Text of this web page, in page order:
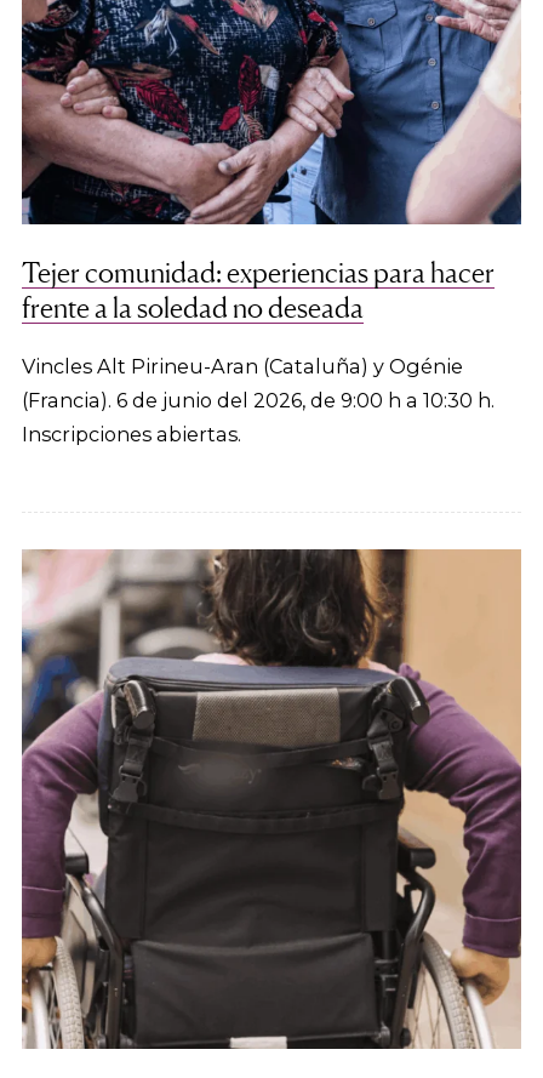
Tejer comunidad: experiencias para hacer
frente a la soledad no deseada
Vincles Alt Pirineu-Aran (Cataluña) y Ogénie
(Francia). 6 de junio del 2026, de 9:00 h a 10:30 h.
Inscripciones abiertas.